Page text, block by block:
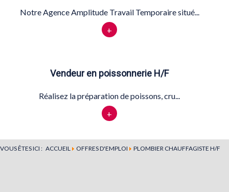
Notre Agence Amplitude Travail Temporaire situé...
+
Vendeur en poissonnerie H/F
Réalisez la préparation de poissons, cru...
+
VOUS ÊTES ICI : ACCUEIL OFFRES D'EMPLOI PLOMBIER CHAUFFAGISTE H/F